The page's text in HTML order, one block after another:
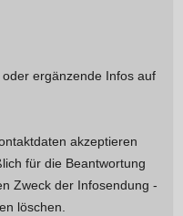
ergänzende Infos auf
akzeptieren
für die Beantwortung
Zweck der Infosendung -
löschen.